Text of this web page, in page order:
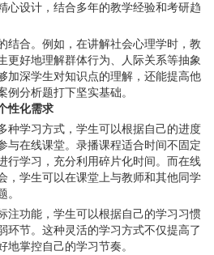
心设计，结合多年的教学经验和考研趋
结合。例如，在讲解社会心理学时，教
更好地理解群体行为、人际关系等抽象
加深学生对知识点的理解，还能提高他
分析题打下坚实基础。
性化需求
种学习方式，学生可以根据自己的进度
与在线课堂。录播课程适合时间不固定
行学习，充分利用碎片化时间。而在线
，学生可以在课堂上与教师和其他同学
。
注功能，学生可以根据自己的学习习惯
环节。这种灵活的学习方式不仅提高了
掌控自己的学习节奏。